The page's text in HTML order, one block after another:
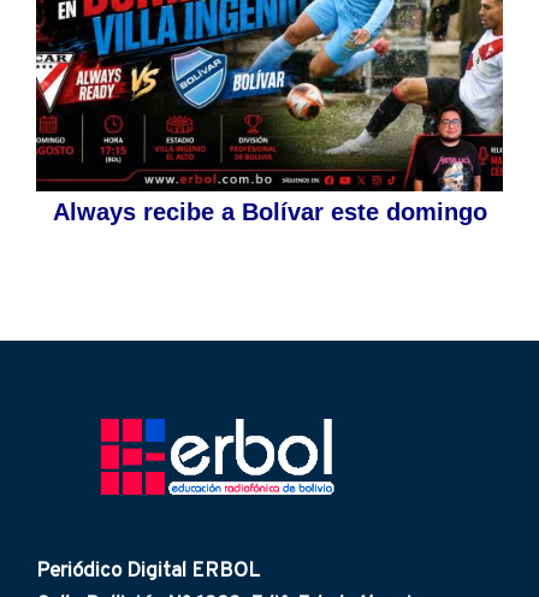
Always recibe a Bolívar este domingo
Periódico Digital ERBOL